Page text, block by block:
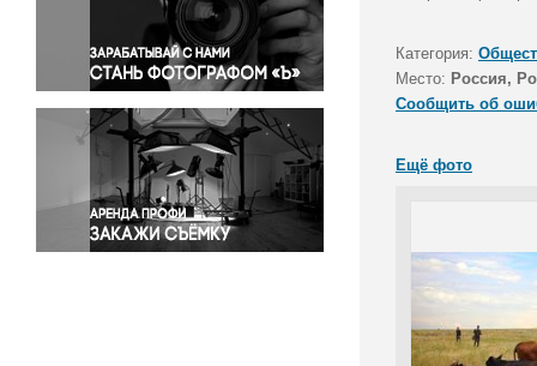
Правосудие
Происшествия и конфликты
Религия
Светская жизнь
Спорт
Экология
Экономика и бизнес
Категория:
Место: Россия,
Сообщить об
Ещё фото